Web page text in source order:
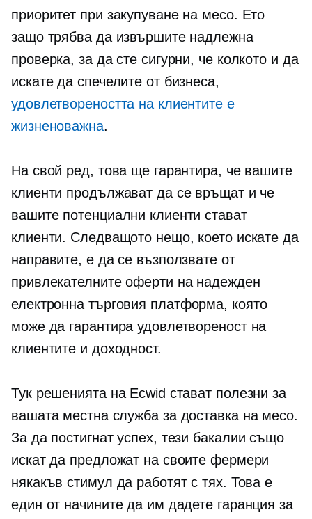
приоритет при закупуване на месо. Ето
защо трябва да извършите надлежна
проверка, за да сте сигурни, че колкото и да
искате да спечелите от бизнеса,
удовлетвореността на клиентите е
жизненоважна.
На свой ред, това ще гарантира, че вашите
клиенти продължават да се връщат и че
вашите потенциални клиенти стават
клиенти. Следващото нещо, което искате да
направите, е да се възползвате от
привлекателните оферти на надежден
електронна търговия платформа, която
може да гарантира удовлетвореност на
клиентите и доходност.
Тук решенията на Ecwid стават полезни за
вашата местна служба за доставка на месо.
За да постигнат успех, тези бакалии също
искат да предложат на своите фермери
някакъв стимул да работят с тях. Това е
един от начините да им дадете гаранция за